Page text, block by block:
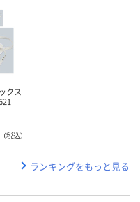
クス
（税込）
ランキングをもっと見る